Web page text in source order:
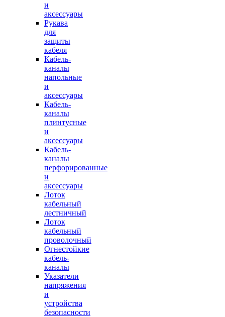
и
аксессуары
Рукава
для
защиты
кабеля
Кабель-
каналы
напольные
и
аксессуары
Кабель-
каналы
плинтусные
и
аксессуары
Кабель-
каналы
перфорированные
и
аксессуары
Лоток
кабельный
лестничный
Лоток
кабельный
проволочный
Огнестойкие
кабель-
каналы
Указатели
напряжения
и
устройства
безопасности